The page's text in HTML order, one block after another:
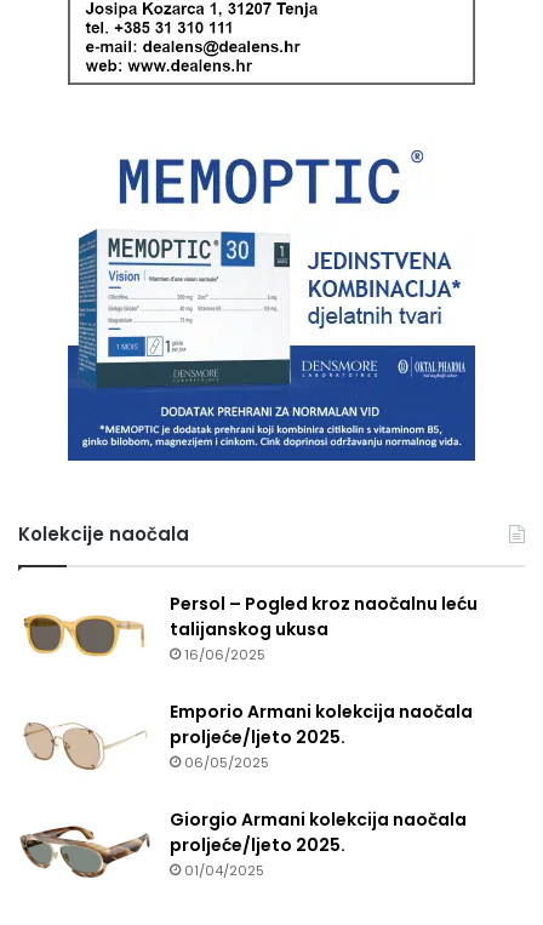
Kolekcije naočala
Persol – Pogled kroz naočalnu leću
talijanskog ukusa
16/06/2025
Emporio Armani kolekcija naočala
proljeće/ljeto 2025.
06/05/2025
Giorgio Armani kolekcija naočala
proljeće/ljeto 2025.
01/04/2025